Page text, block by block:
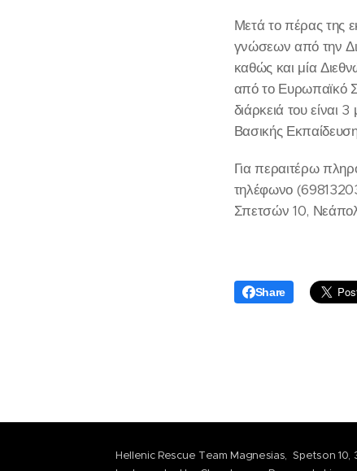
Μετά το πέρας της
γνώσεων από την
καθώς και μία
από το Ευρωπαϊκό
διάρκειά του είναι
Βασικής
Για περαιτέρω
τηλέφωνο
Σπετσών 10,
Share
Hellenic Rescue Team Magnesias, Spetson 10,